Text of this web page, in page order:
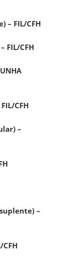
– FIL/CFH
FIL/CFH
CFH
–
–
CFH